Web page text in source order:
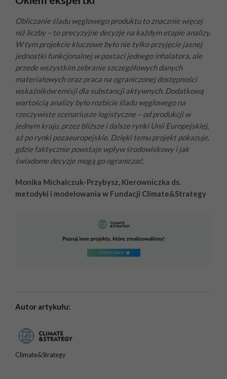
Obliczanie śladu węglowego produktu to znacznie więcej
niż liczby – to precyzyjne decyzje na każdym etapie analizy.
W tym projekcie kluczowe było nie tylko przyjęcie jasnej
jednostki funkcjonalnej w postaci jednego inhalatora, ale
przede wszystkim zebranie szczegółowych danych
materiałowych oraz praca na ograniczonej dostępności
wskaźników emisji dla substancji aktywnych. Dodatkową
wartością analizy było rozbicie śladu węglowego na
rzeczywiste scenariusze logistyczne – od produkcji w
jednym kraju, przez bliższe i dalsze rynki Unii Europejskiej,
aż po rynki pozaeuropejskie. Dzięki temu projekt pokazuje,
gdzie faktycznie powstaje wpływ środowiskowy i jak
świadome decyzje mogą go ograniczać.
Monika Michalczuk-Przybysz, Kierowniczka ds.
metodyki i modelowania w Fundacji Climate&Strategy
Autor artykułu:
Climate&Strategy